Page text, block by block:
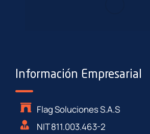
Información Empresarial
Flag Soluciones S.A.S
NIT 811.003.463-2